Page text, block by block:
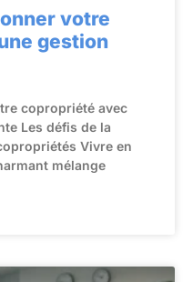
votre
gestion
copropriété avec
Les défis de la
Vivre en
mélange